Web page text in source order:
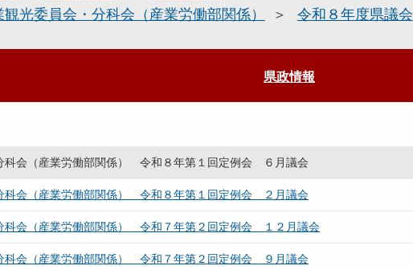
光委員会・分科会（産業労働部関係）
令和８年度県議会
県政情報
会（産業労働部関係） 令和８年第１回定例会 ６月議会
会（産業労働部関係） 令和８年第１回定例会 ２月議会
会（産業労働部関係） 令和７年第２回定例会 １２月議会
会（産業労働部関係） 令和７年第２回定例会 ９月議会